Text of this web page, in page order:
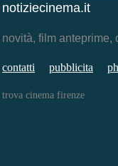
notiziecinema.it
novità, film anteprime,
contatti pubblicita
trova cinema firenze